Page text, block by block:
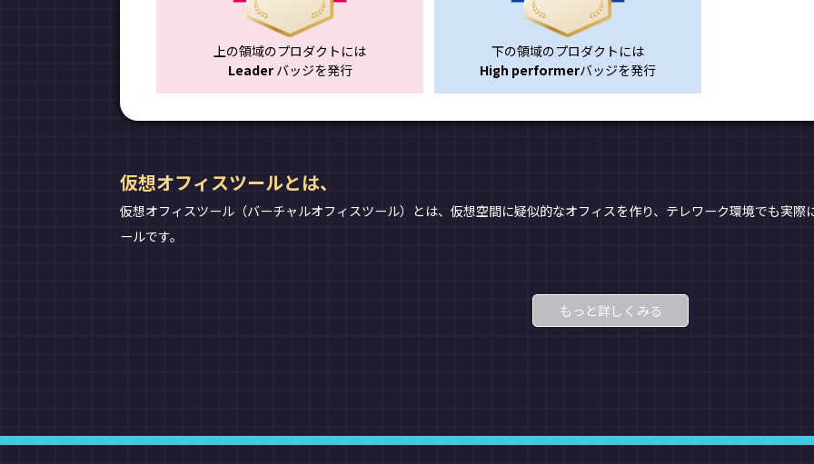
上の領域のプロダクトには
Leaderバッジを発行
下の領域のプロダクトには
High performerバッジを発行
仮想オフィスツールとは、
仮想オフィスツール（バーチャルオフィスツール）とは、仮想空間に疑似的なオフィスを作り、テレワーク環境でも実
ールです。
もっと詳しくみる